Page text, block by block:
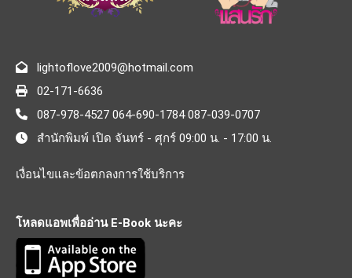
lightoflove2009@hotmail.com
02-171-6636
087-978-4527 064-690-1784 087-039-0707
สำนักพิมพ์ เปิด จันทร์ - ศุกร์ 09:00 น. - 17:00 น.
เงื่อนไขและข้อตกลงการใช้บริการ
โหลดแอพเพื่ออ่าน E-Book นะคะ